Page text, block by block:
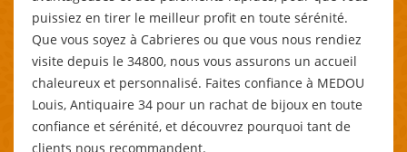
puissiez en tirer le meilleur profit en toute sérénité.
Que vous soyez à Cabrieres ou que vous nous rendiez
visite depuis le 34800, nous vous assurons un accueil
chaleureux et personnalisé. Faites confiance à MEDOU
Louis, Antiquaire 34 pour un rachat de bijoux en toute
confiance et sérénité, et découvrez pourquoi tant de
clients nous recommandent.